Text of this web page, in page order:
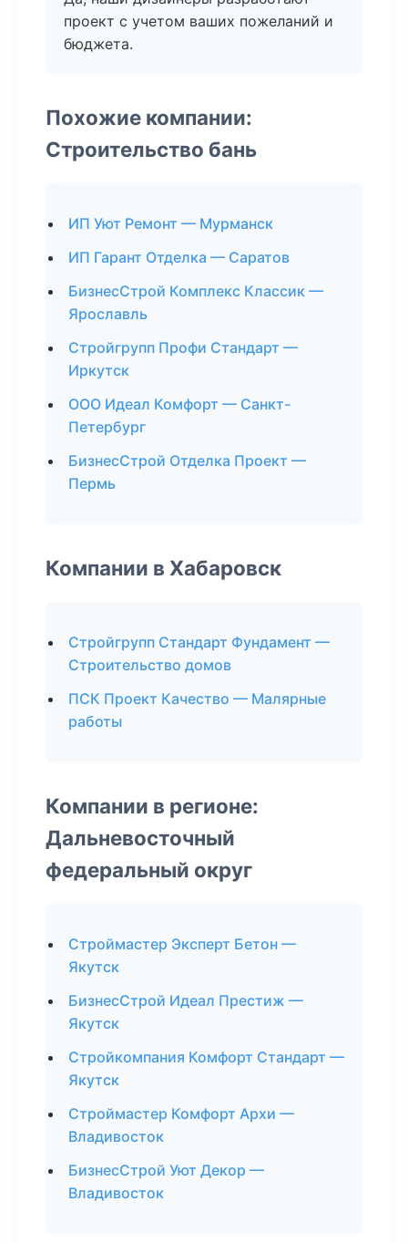
проект с учетом ваших пожеланий и
бюджета.
Похожие компании:
Строительство бань
ИП Уют Ремонт — Мурманск
ИП Гарант Отделка — Саратов
БизнесСтрой Комплекс Классик —
Ярославль
Стройгрупп Профи Стандарт —
Иркутск
ООО Идеал Комфорт — Санкт-
Петербург
БизнесСтрой Отделка Проект —
Пермь
Компании в Хабаровск
Стройгрупп Стандарт Фундамент —
Строительство домов
ПСК Проект Качество — Малярные
работы
Компании в регионе:
Дальневосточный
федеральный округ
Строймастер Эксперт Бетон —
Якутск
БизнесСтрой Идеал Престиж —
Якутск
Стройкомпания Комфорт Стандарт —
Якутск
Строймастер Комфорт Архи —
Владивосток
БизнесСтрой Уют Декор —
Владивосток